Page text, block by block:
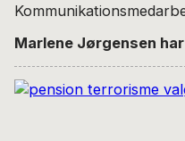
Marlene Jørgensen